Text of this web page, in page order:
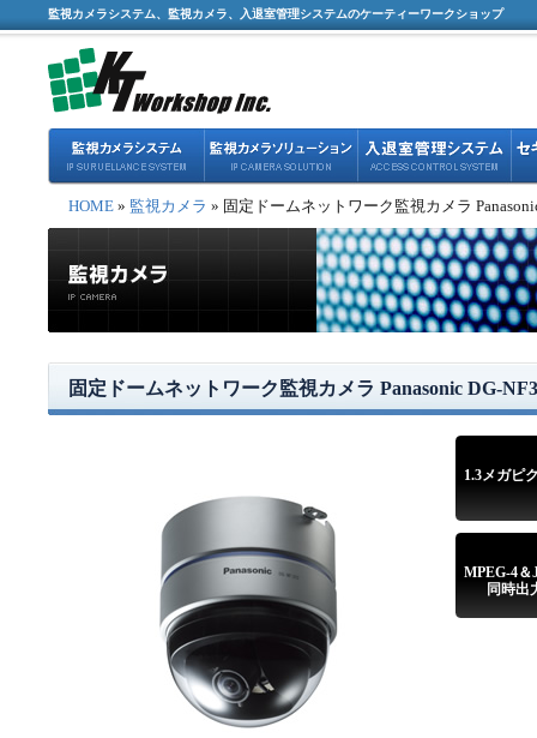
監視カメラシステム、監視カメラ、入退室管理システムのケーティーワークショップ
HOME » 監視カメラ » 固定ドームネットワーク監視カメラ
固定ドームネットワーク監視カメラ Panasonic DG-
1.3メガピ
MPEG-4＆
同時出